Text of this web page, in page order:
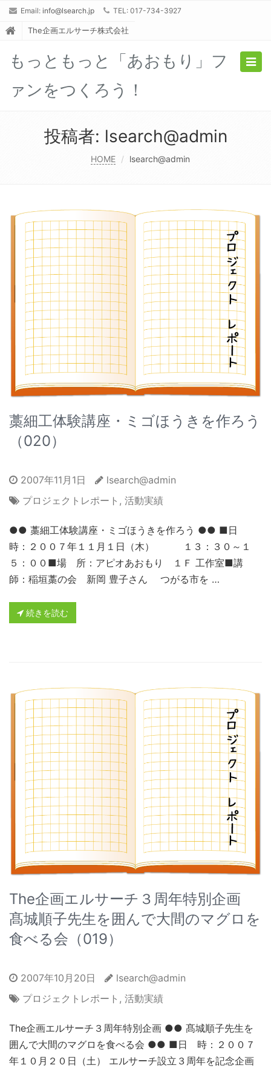
Email: info@lsearch.jp TEL: 017-734-3927
The企画エルサーチ株式会社
もっともっと「あおもり」フ
ァンをつくろう！
投稿者: lsearch@admin
HOME lsearch@admin
藁細工体験講座・ミゴほうきを作ろう
（020）
2007年11月1日
lsearch@admin
プロジェクトレポート , 活動実績
●● 藁細工体験講座・ミゴほうきを作ろう ●● ■日
時：２００７年１１月１日（木） １３：３０～１
５：００■場 所：アピオあおもり １Ｆ 工作室■講
師：稲垣藁の会 新岡 豊子さん つがる市を …
続きを読む
The企画エルサーチ３周年特別企画
髙城順子先生を囲んで大間のマグロを
食べる会（019）
2007年10月20日
lsearch@admin
プロジェクトレポート , 活動実績
The企画エルサーチ３周年特別企画 ●● 髙城順子先生を
囲んで大間のマグロを食べる会 ●● ■日 時：２００７
年１０月２０日（土） エルサーチ設立３周年を記念企画